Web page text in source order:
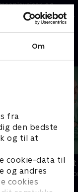
Om
fra
den bedste
og til at
cookie-data til
og andres
cookies
og
med Mattias forsøger
mysteriet om Billys
Fake Patient
Drama • 1